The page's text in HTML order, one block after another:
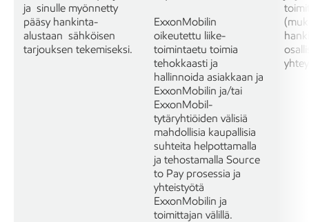
ja sinulle myönnetty
pääsy hankinta-
alustaan sähköisen
tarjouksen tekemiseksi.
ExxonMobilin
oikeutettu liike-
toimintaetu toimia
tehokkaasti ja
hallinnoida asiakkaan ja
ExxonMobilin ja/tai
ExxonMobil-
tytäryhtiöiden välisiä
mahdollisia kaupallisia
suhteita helpottamalla
ja tehostamalla Source
to Pay prosessia ja
yhteistyötä
ExxonMobilin ja
toimittajan välillä.